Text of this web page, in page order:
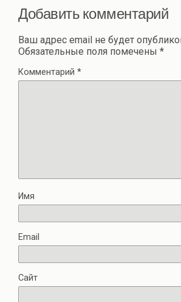
Добавить комментарий
Ваш адрес email не будет
Обязательные поля помечены *
Комментарий *
Имя
Email
Сайт